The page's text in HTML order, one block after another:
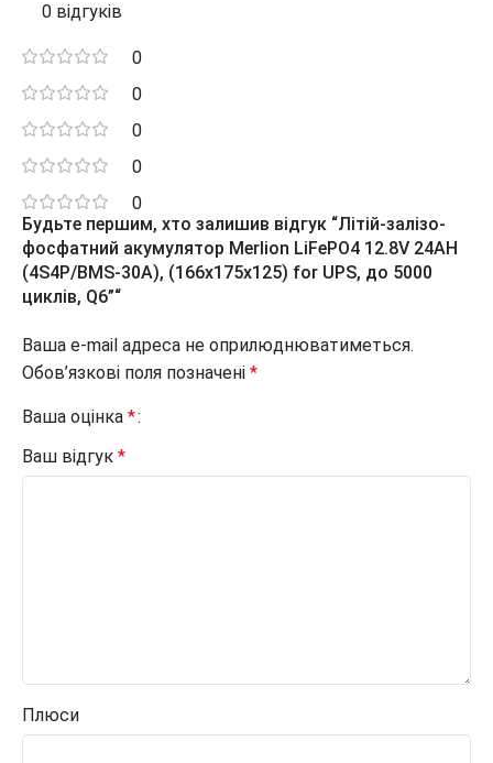
0 відгуків
0
0
0
0
0
Будьте першим, хто залишив відгук “Літій-залізо-
фосфатний акумулятор Merlion LiFePO4 12.8V 24AH
(4S4P/BMS-30A), (166x175x125) for UPS, до 5000
циклів, Q6”“
Ваша e-mail адреса не оприлюднюватиметься.
Обов’язкові поля позначені *
Ваша оцінка *
Ваш відгук *
Плюси